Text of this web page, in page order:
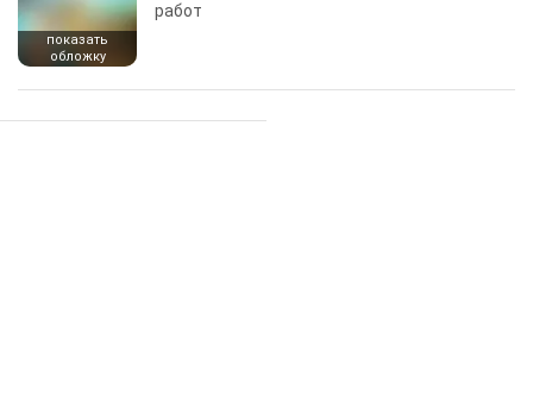
показать
обложку
работ